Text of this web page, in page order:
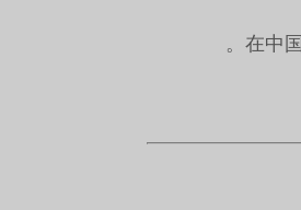
在中